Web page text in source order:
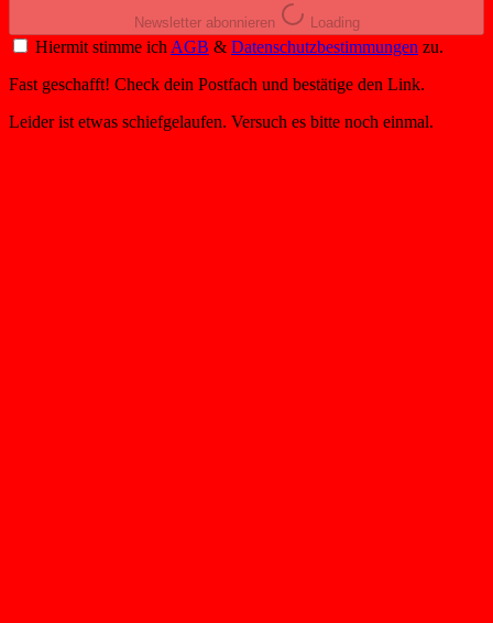
Newsletter abonnieren Loading
Hiermit stimme ich AGB & Datenschutzbestimmungen zu.
Fast geschafft! Check dein Postfach und bestätige den Link.
Leider ist etwas schiefgelaufen. Versuch es bitte noch einmal.